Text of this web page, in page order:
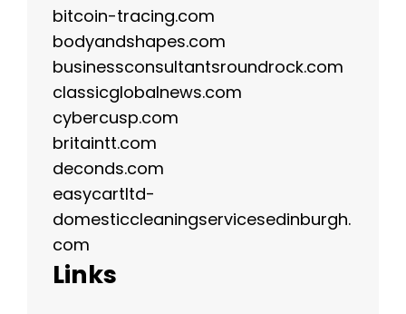
bitcoin-tracing.com
bodyandshapes.com
businessconsultantsroundrock.com
classicglobalnews.com
cybercusp.com
britaintt.com
deconds.com
easycartltd-
domesticcleaningservicesedinburgh.
com
Links